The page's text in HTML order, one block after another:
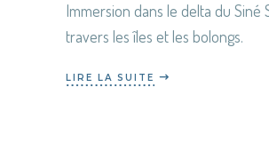
Immersion dans le delta du Siné
travers les îles et les bolongs.
LIRE LA SUITE